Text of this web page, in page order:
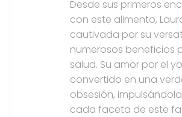
Desde sus primeros
con este alimento,
cautivada por su
numerosos beneficios
salud. Su amor por el
convertido en una
obsesión,
cada faceta de este